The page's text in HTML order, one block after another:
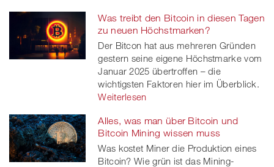
Was treibt den Bitcoin in diesen Tagen
zu neuen Höchstmarken?
Der Bitcon hat aus mehreren Gründen
gestern seine eigene Höchstmarke vom
Januar 2025 übertroffen – die
wichtigsten Faktoren hier im Überblick.
Weiterlesen
Alles, was man über Bitcoin und
Bitcoin Mining wissen muss
Was kostet Miner die Produktion eines
Bitcoin? Wie grün ist das Mining-